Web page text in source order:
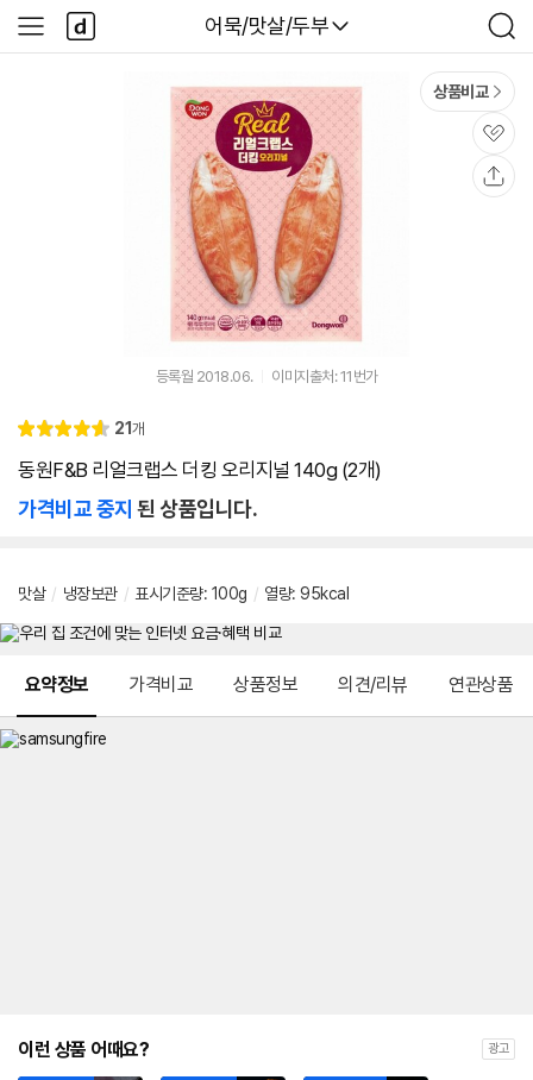
다나와
어묵/맛살/두부
검
색
사
이
다
나
와
상품비교
관
심
등록월 2018.06. 이미지출처: 11번가
별
4.
리
21 개
동원F&B 리얼크랩스 더킹 오리지널 140g (2개)
가격비교 중지 된 상품입니다.
맛살 / 냉장보관 / 표시기준량: 100g / 열량: 95kcal
요약정보 가격비교 상품정보 의견/리뷰 연관상품
이런 상품 어때요? 광고